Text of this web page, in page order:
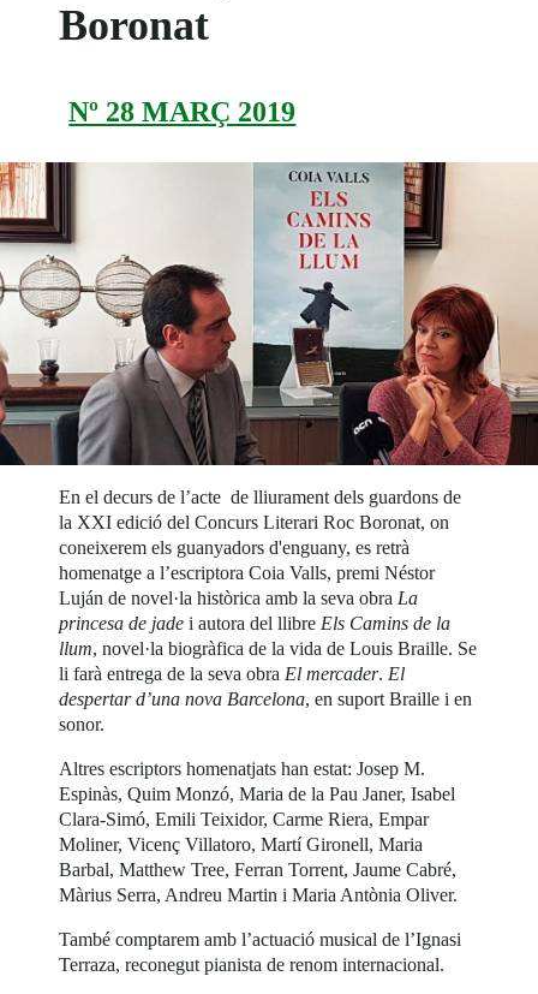
Boronat
Nº 28 MARÇ 2019
En el decurs de l’acte de lliurament dels guardons de
la XXI edició del Concurs Literari Roc Boronat, on
coneixerem els guanyadors d'enguany, es retrà
homenatge a l’escriptora Coia Valls, premi Néstor
Luján de novel·la històrica amb la seva obraLa
princesa de jade i autora del llibreEls Camins de la
llum, novel·la biogràfica de la vida de Louis Braille. Se
li farà entrega de la seva obraEl mercader.El
despertar d’una nova Barcelona, en suport Braille i en
sonor.
Altres escriptors homenatjats han estat: Josep M.
Espinàs, Quim Monzó, Maria de la Pau Janer, Isabel
Clara-Simó, Emili Teixidor, Carme Riera, Empar
Moliner, Vicenç Villatoro, Martí Gironell, Maria
Barbal, Matthew Tree, Ferran Torrent, Jaume Cabré,
Màrius Serra, Andreu Martin i Maria Antònia Oliver.
També comptarem amb l’actuació musical de l’Ignasi
Terraza, reconegut pianista de renom internacional.